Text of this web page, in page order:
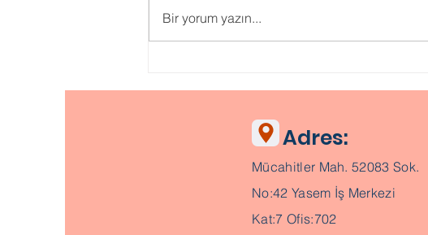
Psikolojik ONLİNE TESTLER
Bir yorum yazın...
Adres:
Mücahitler Mah. 52083 Sok.
No:42 Yasem İş Merkezi
Kat:7 Ofis:702